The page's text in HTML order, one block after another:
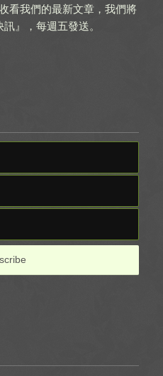
看我們的最新文章，我們將
』，每週五發送。